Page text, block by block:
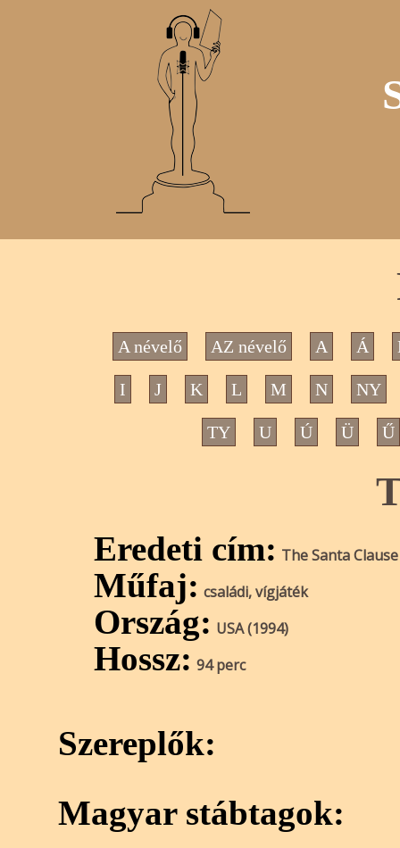
A névelő AZ névelő A Á
I J K L M N NY
TY U Ú Ü Ű
Eredeti cím: The Santa Clause
Műfaj: családi, vígjáték
Ország: USA (1994)
Hossz: 94 perc
Szereplők:
Magyar stábtagok: